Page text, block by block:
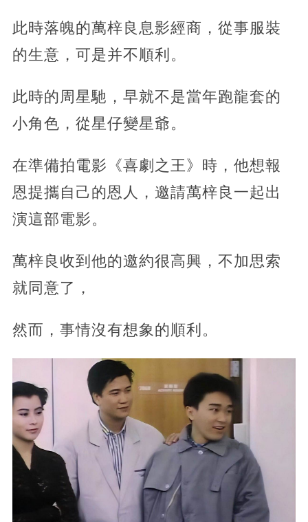
此時落魄的萬梓良息影經商，從事服裝
的生意，可是并不順利。
此時的周星馳，早就不是當年跑龍套的
小角色，從星仔變星爺。
在準備拍電影《喜劇之王》時，他想報
恩提攜自己的恩人，邀請萬梓良一起出
演這部電影。
萬梓良收到他的邀約很高興，不加思索
就同意了，
然而，事情沒有想象的順利。